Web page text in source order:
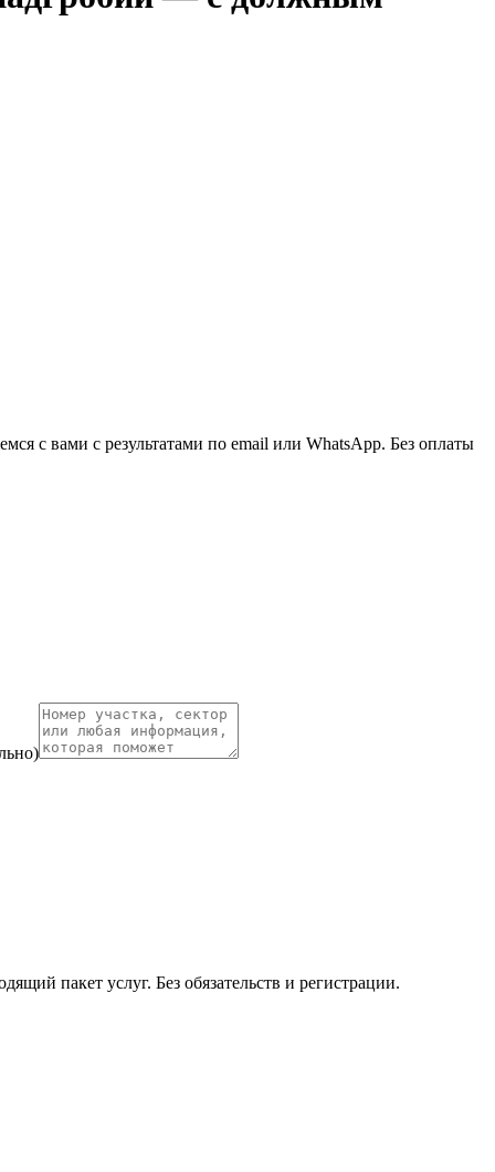
с вами с результатами по email или WhatsApp. Без оплаты
пакет услуг. Без обязательств и регистрации.